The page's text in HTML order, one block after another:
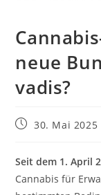
neue
vadis?
Beitrag30. Mai 2025
Seit dem 1. April
Cannabis für